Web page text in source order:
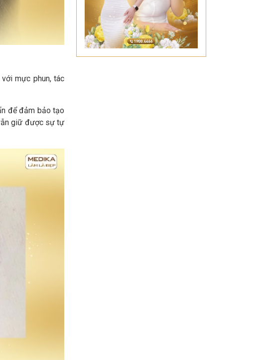
mực phun, tác
để đảm bảo tạo
giữ được sự tự